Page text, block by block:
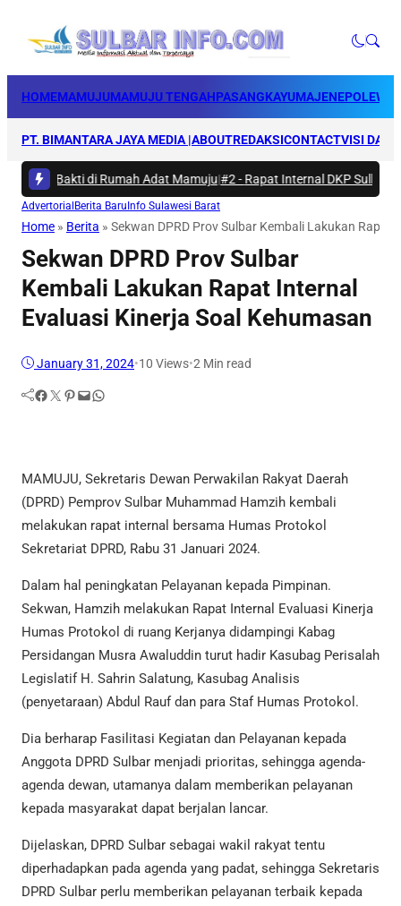
HOMEMAMUJUMAMUJU TENGAHPASANGKAYUMAJENE
PT. BIMANTARA JAYA MEDIA |ABOUTREDAKSICONTACTVISI DAN
Bakti di Rumah Adat Mamuju|#2 -Rapat Internal DKP Sulbar,
Advertorial Berita Baru Info Sulawesi Barat
Home » Berita » Sekwan DPRD Prov Sulbar Kembali Lakukan Rapat
Sekwan DPRD Prov Sulbar
Kembali Lakukan Rapat Internal
Evaluasi Kinerja Soal Kehumasan
January 31, 2024•10 Views•2 Min read
Facebook Twitter Pinterest Mail WhatsApp
MAMUJU, Sekretaris Dewan Perwakilan Rakyat Daerah
(DPRD) Pemprov Sulbar Muhammad Hamzih kembali
melakukan rapat internal bersama Humas Protokol
Sekretariat DPRD, Rabu 31 Januari 2024.
Dalam hal peningkatan Pelayanan kepada Pimpinan.
Sekwan, Hamzih melakukan Rapat Internal Evaluasi Kinerja
Humas Protokol di ruang Kerjanya didampingi Kabag
Persidangan Musra Awaluddin turut hadir Kasubag Perisalah
Legislatif H. Sahrin Salatung, Kasubag Analisis
(penyetaraan) Abdul Rauf dan para Staf Humas Protokol.
Dia berharap Fasilitasi Kegiatan dan Pelayanan kepada
Anggota DPRD Sulbar menjadi prioritas, sehingga agenda-
agenda dewan, utamanya dalam memberikan pelayanan
kepada masyarakat dapat berjalan lancar.
Dijelaskan, DPRD Sulbar sebagai wakil rakyat tentu
diperhadapkan pada agenda yang padat, sehingga Sekretaris
DPRD Sulbar perlu memberikan pelayanan terbaik kepada